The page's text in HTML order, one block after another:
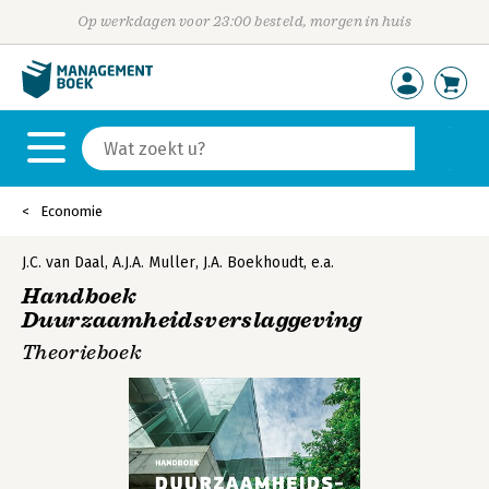
Op werkdagen voor 23:00 besteld, morgen in huis
Economie
J.C. van Daal, A.J.A. Muller, J.A. Boekhoudt, e.a.
Handboek
Duurzaamheidsverslaggeving
Theorieboek